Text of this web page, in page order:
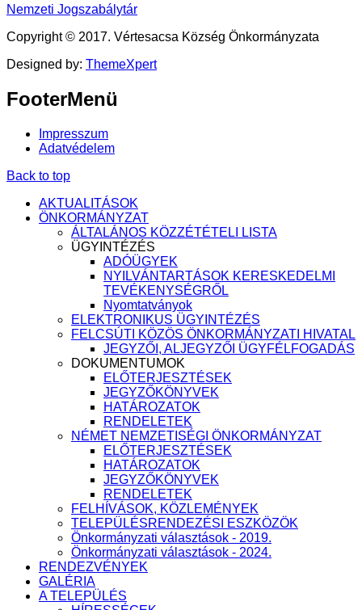
Nemzeti Jogszabálytár
Copyright © 2017. Vértesacsa Község Önkormányzata
Designed by: ThemeXpert
FooterMenü
Impresszum
Adatvédelem
Back to top
AKTUALITÁSOK
ÖNKORMÁNYZAT
ÁLTALÁNOS KÖZZÉTÉTELI LISTA
ÜGYINTÉZÉS
ADÓÜGYEK
NYILVÁNTARTÁSOK KERESKEDELMI
TEVÉKENYSÉGRŐL
Nyomtatványok
ELEKTRONIKUS ÜGYINTÉZÉS
FELCSÚTI KÖZÖS ÖNKORMÁNYZATI HIVATAL
JEGYZŐI, ALJEGYZŐI ÜGYFÉLFOGADÁS
DOKUMENTUMOK
ELŐTERJESZTÉSEK
JEGYZŐKÖNYVEK
HATÁROZATOK
RENDELETEK
NÉMET NEMZETISÉGI ÖNKORMÁNYZAT
ELŐTERJESZTÉSEK
HATÁROZATOK
JEGYZŐKÖNYVEK
RENDELETEK
FELHÍVÁSOK, KÖZLEMÉNYEK
TELEPÜLÉSRENDEZÉSI ESZKÖZÖK
Önkormányzati választások - 2019.
Önkormányzati választások - 2024.
RENDEZVÉNYEK
GALÉRIA
A TELEPÜLÉS